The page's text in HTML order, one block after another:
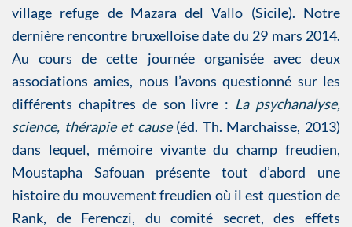
village refuge de Mazara del Vallo (Sicile). Notre
dernière rencontre bruxelloise date du 29 mars 2014.
Au cours de cette journée organisée avec deux
associations amies, nous l’avons questionné sur les
différents chapitres de son livre : La psychanalyse,
science, thérapie et cause(éd. Th. Marchaisse, 2013)
dans lequel, mémoire vivante du champ freudien,
Moustapha Safouan présente tout d’abord une
histoire du mouvement freudien où il est question de
Rank, de Ferenczi, du comité secret, des effets